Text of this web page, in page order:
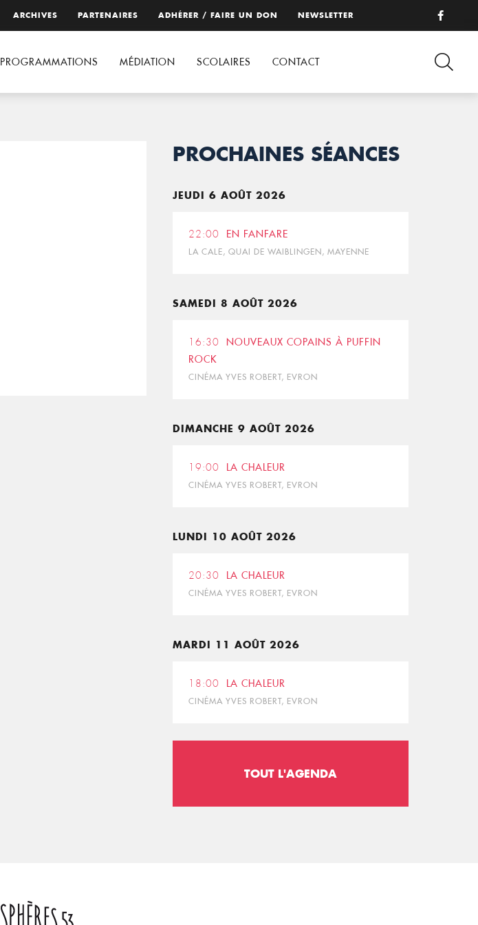
ARCHIVES PARTENAIRES ADHÉRER / FAIRE UN DON NEWSLETTER
PROGRAMMATIONS MÉDIATION SCOLAIRES CONTACT
PROCHAINES SÉANCES
JEUDI 6 AOÛT 2026
22:00 EN FANFARE
LA CALE, QUAI DE WAIBLINGEN, MAYENNE
SAMEDI 8 AOÛT 2026
16:30
NOUVEAUX COPAINS À PUFFIN
ROCK
CINÉMA YVES ROBERT, EVRON
DIMANCHE 9 AOÛT 2026
19:00 LA CHALEUR
CINÉMA YVES ROBERT, EVRON
LUNDI 10 AOÛT 2026
20:30 LA CHALEUR
CINÉMA YVES ROBERT, EVRON
MARDI 11 AOÛT 2026
18:00 LA CHALEUR
CINÉMA YVES ROBERT, EVRON
TOUT L'AGENDA